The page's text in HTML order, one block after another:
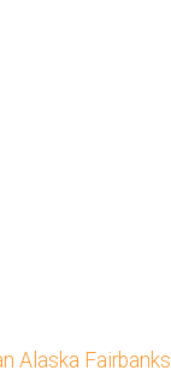
Alaska Fairbanks